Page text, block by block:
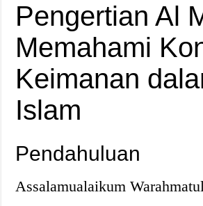
Pengertian Al
Memahami
Keimanan
Islam
Pendahuluan
Assalamualaikum